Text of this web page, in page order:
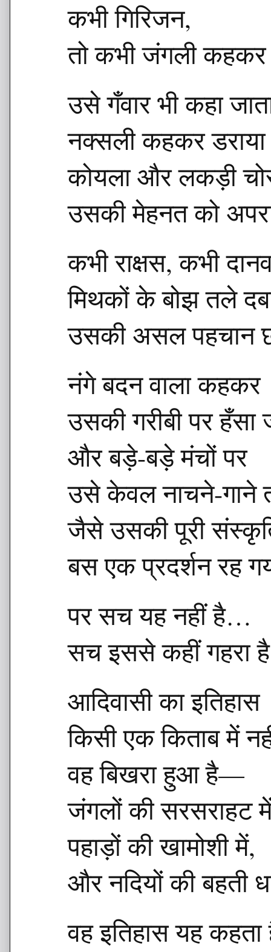
कभी गिरिजन,
तो कभी जंगली कहकर
उसे गँवार भी कहा
नक्सली कहकर डराया
कोयला और लकड़ी
उसकी मेहनत को
कभी राक्षस, कभी
मिथकों के बोझ तले
उसकी असल पहचान
नंगे बदन वाला कहकर
उसकी गरीबी पर हँसा
और बड़े-बड़े मंचों पर
उसे केवल नाचने-गाने
जैसे उसकी पूरी
बस एक प्रदर्शन रह
पर सच यह नहीं है…
सच इससे कहीं गहरा
आदिवासी का इतिहास
किसी एक किताब में
वह बिखरा हुआ है—
जंगलों की सरसराहट
पहाड़ों की खामोशी में,
और नदियों की बहती
वह इतिहास यह कहता